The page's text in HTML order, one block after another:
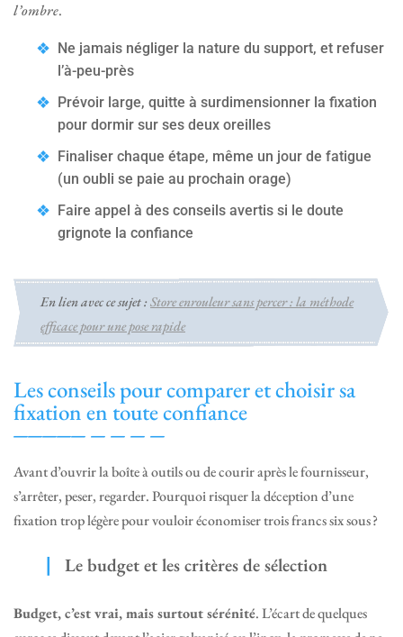
l’ombre.
Ne jamais négliger la nature du support, et refuser
l’à-peu-près
Prévoir large, quitte à surdimensionner la fixation
pour dormir sur ses deux oreilles
Finaliser chaque étape, même un jour de fatigue
(un oubli se paie au prochain orage)
Faire appel à des conseils avertis si le doute
grignote la confiance
En lien avec ce sujet : Store enrouleur sans percer : la méthode
efficace pour une pose rapide
Les conseils pour comparer et choisir sa
fixation en toute confiance
Avant d’ouvrir la boîte à outils ou de courir après le fournisseur,
s’arrêter, peser, regarder. Pourquoi risquer la déception d’une
fixation trop légère pour vouloir économiser trois francs six sous ?
Le budget et les critères de sélection
Budget, c’est vrai, mais surtout sérénité. L’écart de quelques